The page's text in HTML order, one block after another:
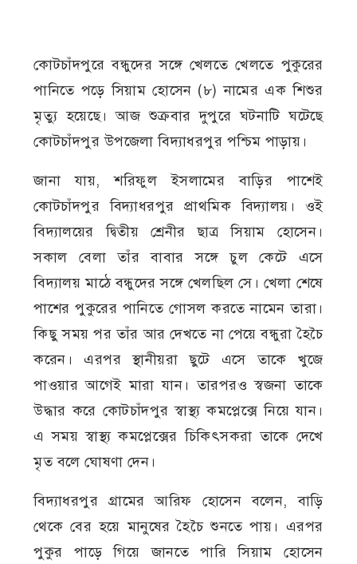
কোটচাঁদপুরে বন্ধুদের সঙ্গে খেলতে খেলতে পুকুরের
পানিতে পড়ে সিয়াম হোসেন (৮) নামের এক শিশুর
মৃত্যু হয়েছে। আজ শুক্রবার দুপুরে ঘটনাটি ঘটেছে
কোটচাঁদপুর উপজেলা বিদ্যাধরপুর পশ্চিম পাড়ায়।
জানা যায়, শরিফুল ইসলামের বাড়ির পাশেই
কোটচাঁদপুর বিদ্যাধরপুর প্রাথমিক বিদ্যালয়। ওই
বিদ্যালয়ের দ্বিতীয় শ্রেনীর ছাত্র সিয়াম হোসেন।
সকাল বেলা তাঁর বাবার সঙ্গে চুল কেটে এসে
বিদ্যালয় মাঠে বন্ধুদের সঙ্গে খেলছিল সে। খেলা শেষে
পাশের পুকুরের পানিতে গোসল করতে নামেন তারা।
কিছু সময় পর তাঁর আর দেখতে না পেয়ে বন্ধুরা হৈচৈ
করেন। এরপর স্থানীয়রা ছুটে এসে তাকে খুজে
পাওয়ার আগেই মারা যান। তারপরও স্বজনা তাকে
উদ্ধার করে কোটচাঁদপুর স্বাস্থ্য কমপ্লেক্সে নিয়ে যান।
এ সময় স্বাস্থ্য কমপ্লেক্সের চিকিৎসকরা তাকে দেখে
মৃত বলে ঘোষণা দেন।
বিদ্যাধরপুর গ্রামের আরিফ হোসেন বলেন, বাড়ি
থেকে বের হয়ে মানুষের হৈচৈ শুনতে পায়। এরপর
পুকুর পাড়ে গিয়ে জানতে পারি সিয়াম হোসেন